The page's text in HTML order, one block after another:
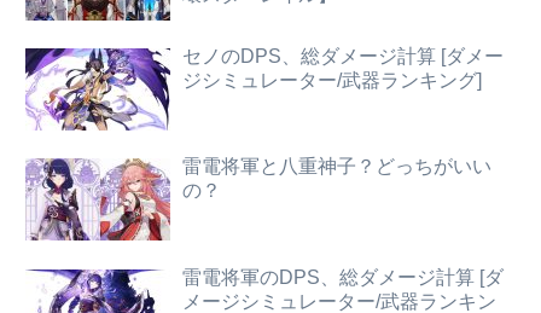
セノのDPS、総ダメージ計算 [ダメー
ジシミュレーター/武器ランキング]
雷電将軍と八重神子？どっちがいい
の？
雷電将軍のDPS、総ダメージ計算 [ダ
メージシミュレーター/武器ランキン